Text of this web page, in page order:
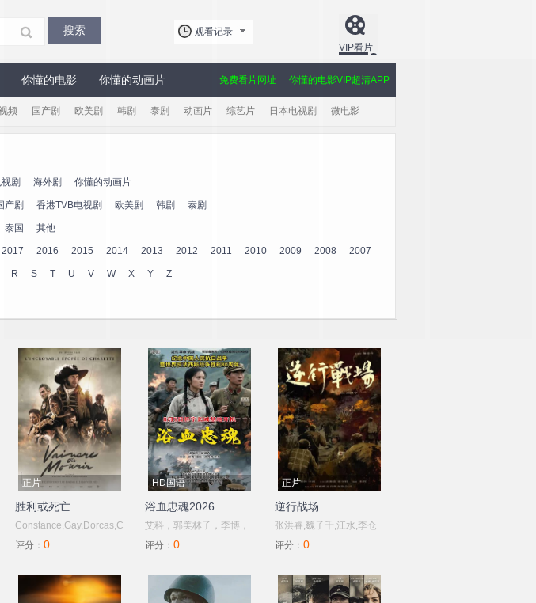
观看记录
VIP看片
你懂的电影 你懂的动画片 你懂的电影VIP超清APP
免费看片网址
频 国产剧 欧美剧 韩剧 泰剧 动画片 综艺片 日本电视剧 微电影
剧 海外剧 你懂的动画片
产剧 香港TVB电视剧 欧美剧 韩剧 泰剧
泰国 其他
2017 2016 2015 2014 2013 2012 2011 2010 2009 2008 2007
R S T U V W X Y Z
正片
胜利或死亡
Constance,Gay,Dorcas,Coppin,Anne,Serra,Tadrina,Hocking,
达米安·朱耶罗
评分： 0
HD国语
浴血忠魂2026
艾科，郭美林子，李博，
葛佳佳，邓凯匀，周星
骁源，陈宇星，朱丹蕾，
评分： 0
正片
逆行战场
张洪睿,魏子千,江水,李仓
卯,孟天鸿,梁恩,魏蓝天,高
淋,李霈瑶,孟泽承
评分： 0